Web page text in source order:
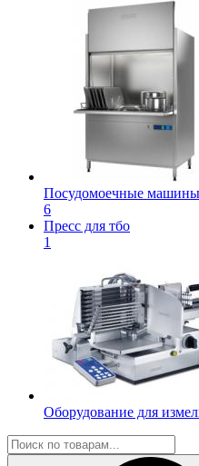
Посудомоечные машины
6
Пресс для тбо
1
Оборудование для